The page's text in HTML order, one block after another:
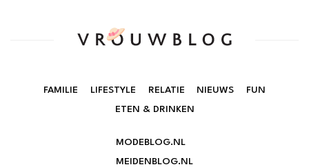
FAMILIE LIFESTYLE RELATIE NIEUWS
FUN
ETEN & DRINKEN
MODEBLOG.NL
MEIDENBLOG.NL